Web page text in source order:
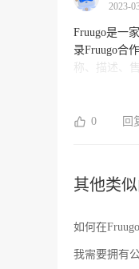
2023-
Fruugo是一家
录Fruugo合作伙伴门户网站。 2. 选择“产品管理”选项卡
称、描述、售价、库存信息、重量、
注意的是，
0 回
其他类
如何在
我需要拥有